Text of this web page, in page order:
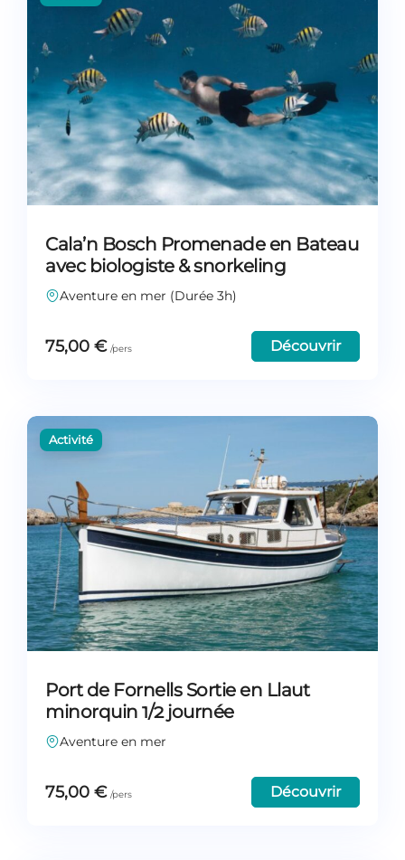
Cala’n Bosch Promenade en Bateau
avec biologiste & snorkeling
Aventure en mer (Durée 3h)
75,00 € Découvrir
Port de Fornells Sortie en Llaut
minorquin 1/2 journée
Aventure en mer
75,00 € Découvrir